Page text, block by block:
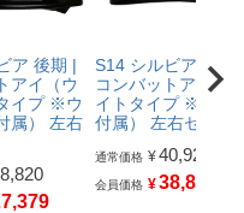
ア 後期 |
アイ（ウ
イプ ※ウ
属） 左右
S14 シルビア 後期 |
コンバットアイ（
イトタイプ ※ライ
付属） 左右セット
通常価格 ¥40,920
会員価格 ¥38,874